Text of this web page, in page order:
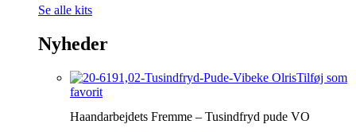
Se alle kits
Nyheder
Tilføj som
favorit
Haandarbejdets Fremme – Tusindfryd pude VO